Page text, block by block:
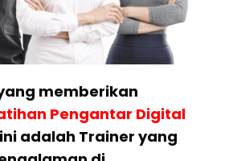
memberikan
Pengantar Digital
ini adalah Trainer yang